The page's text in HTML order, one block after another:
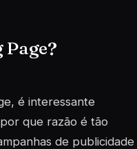
Page?
é interessante
que razão é tão
de publicidade